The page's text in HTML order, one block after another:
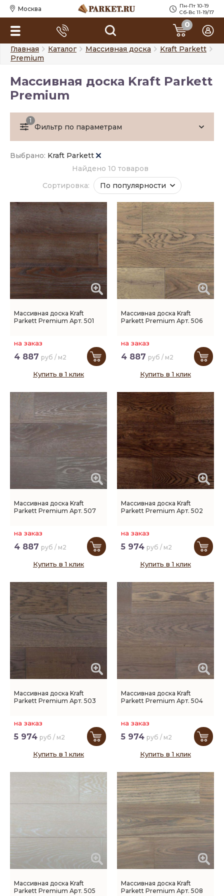
Москва
Пн-Пт 10-19
Сб-Вс 11-19/17
0
Главная Каталог Массивная доска
Kraft Parkett
Premium
Массивная доска Kraft Parkett
Premium
1
Фильтр по параметрам
Выбрано: Kraft Parkett
Найдено 10 товаров
Сортировка:
По популярности
Массивная доска Kraft
Parkett Premium Арт. 501
на заказ
4 887 руб / м2
Купить в 1 клик
Массивная доска Kraft
Parkett Premium Арт. 506
на заказ
4 887 руб / м2
Купить в 1 клик
Массивная доска Kraft
Parkett Premium Арт. 507
на заказ
4 887 руб / м2
Купить в 1 клик
Массивная доска Kraft
Parkett Premium Арт. 502
на заказ
5 974 руб / м2
Купить в 1 клик
Массивная доска Kraft
Parkett Premium Арт. 503
на заказ
5 974 руб / м2
Купить в 1 клик
Массивная доска Kraft
Parkett Premium Арт. 504
на заказ
5 974 руб / м2
Купить в 1 клик
Массивная доска Kraft
Parkett Premium Арт. 505
Массивная доска Kraft
Parkett Premium Арт. 508